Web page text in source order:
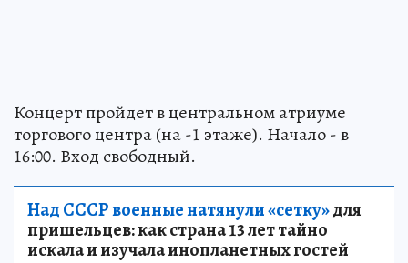
Концерт пройдет в центральном атриуме
торгового центра (на -1 этаже). Начало - в
16:00. Вход свободный.
Над СССР военные натянули «сетку»для
пришельцев: как страна 13 лет тайно
искала и изучала инопланетных гостей